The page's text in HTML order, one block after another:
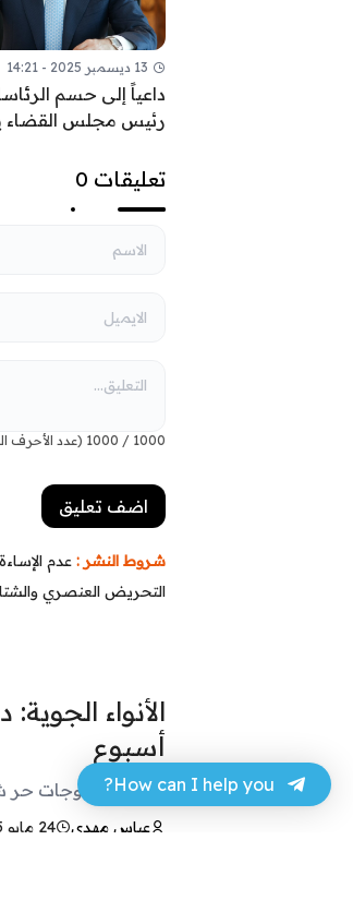
13 ديسمبر 2025 - 14:21
داعياً إلى حسم
رئيس مجلس القضاء
تعليقات 0
1000
/
1000 (عدد الأحرف
شروط النشر : عدم
التحريض العنصري
الأنواء
أسبوع
لن نشهد موجات حر
عباس مهدي 24 مايو 2025 - 09:46
How can I help you?